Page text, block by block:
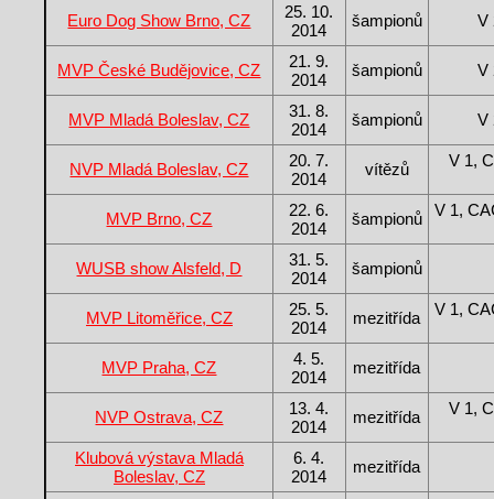
Euro Dog Show Brno, CZ
25. 10.
2014
šampionů V
MVP České Budějovice, CZ
21. 9.
2014
šampionů V
MVP Mladá Boleslav, CZ
31. 8.
2014
šampionů V
NVP Mladá Boleslav, CZ
20. 7.
2014
vítězů V 1,
MVP Brno, CZ
22. 6.
2014
šampionů V 1,
WUSB show Alsfeld, D
31. 5.
2014
šampionů
MVP Litoměřice, CZ
25. 5.
2014
mezitřída V 1,
MVP Praha, CZ
4. 5.
2014
mezitřída
NVP Ostrava, CZ
13. 4.
2014
mezitřída V 1,
Klubová výstava Mladá
Boleslav, CZ
6. 4.
2014
mezitřída